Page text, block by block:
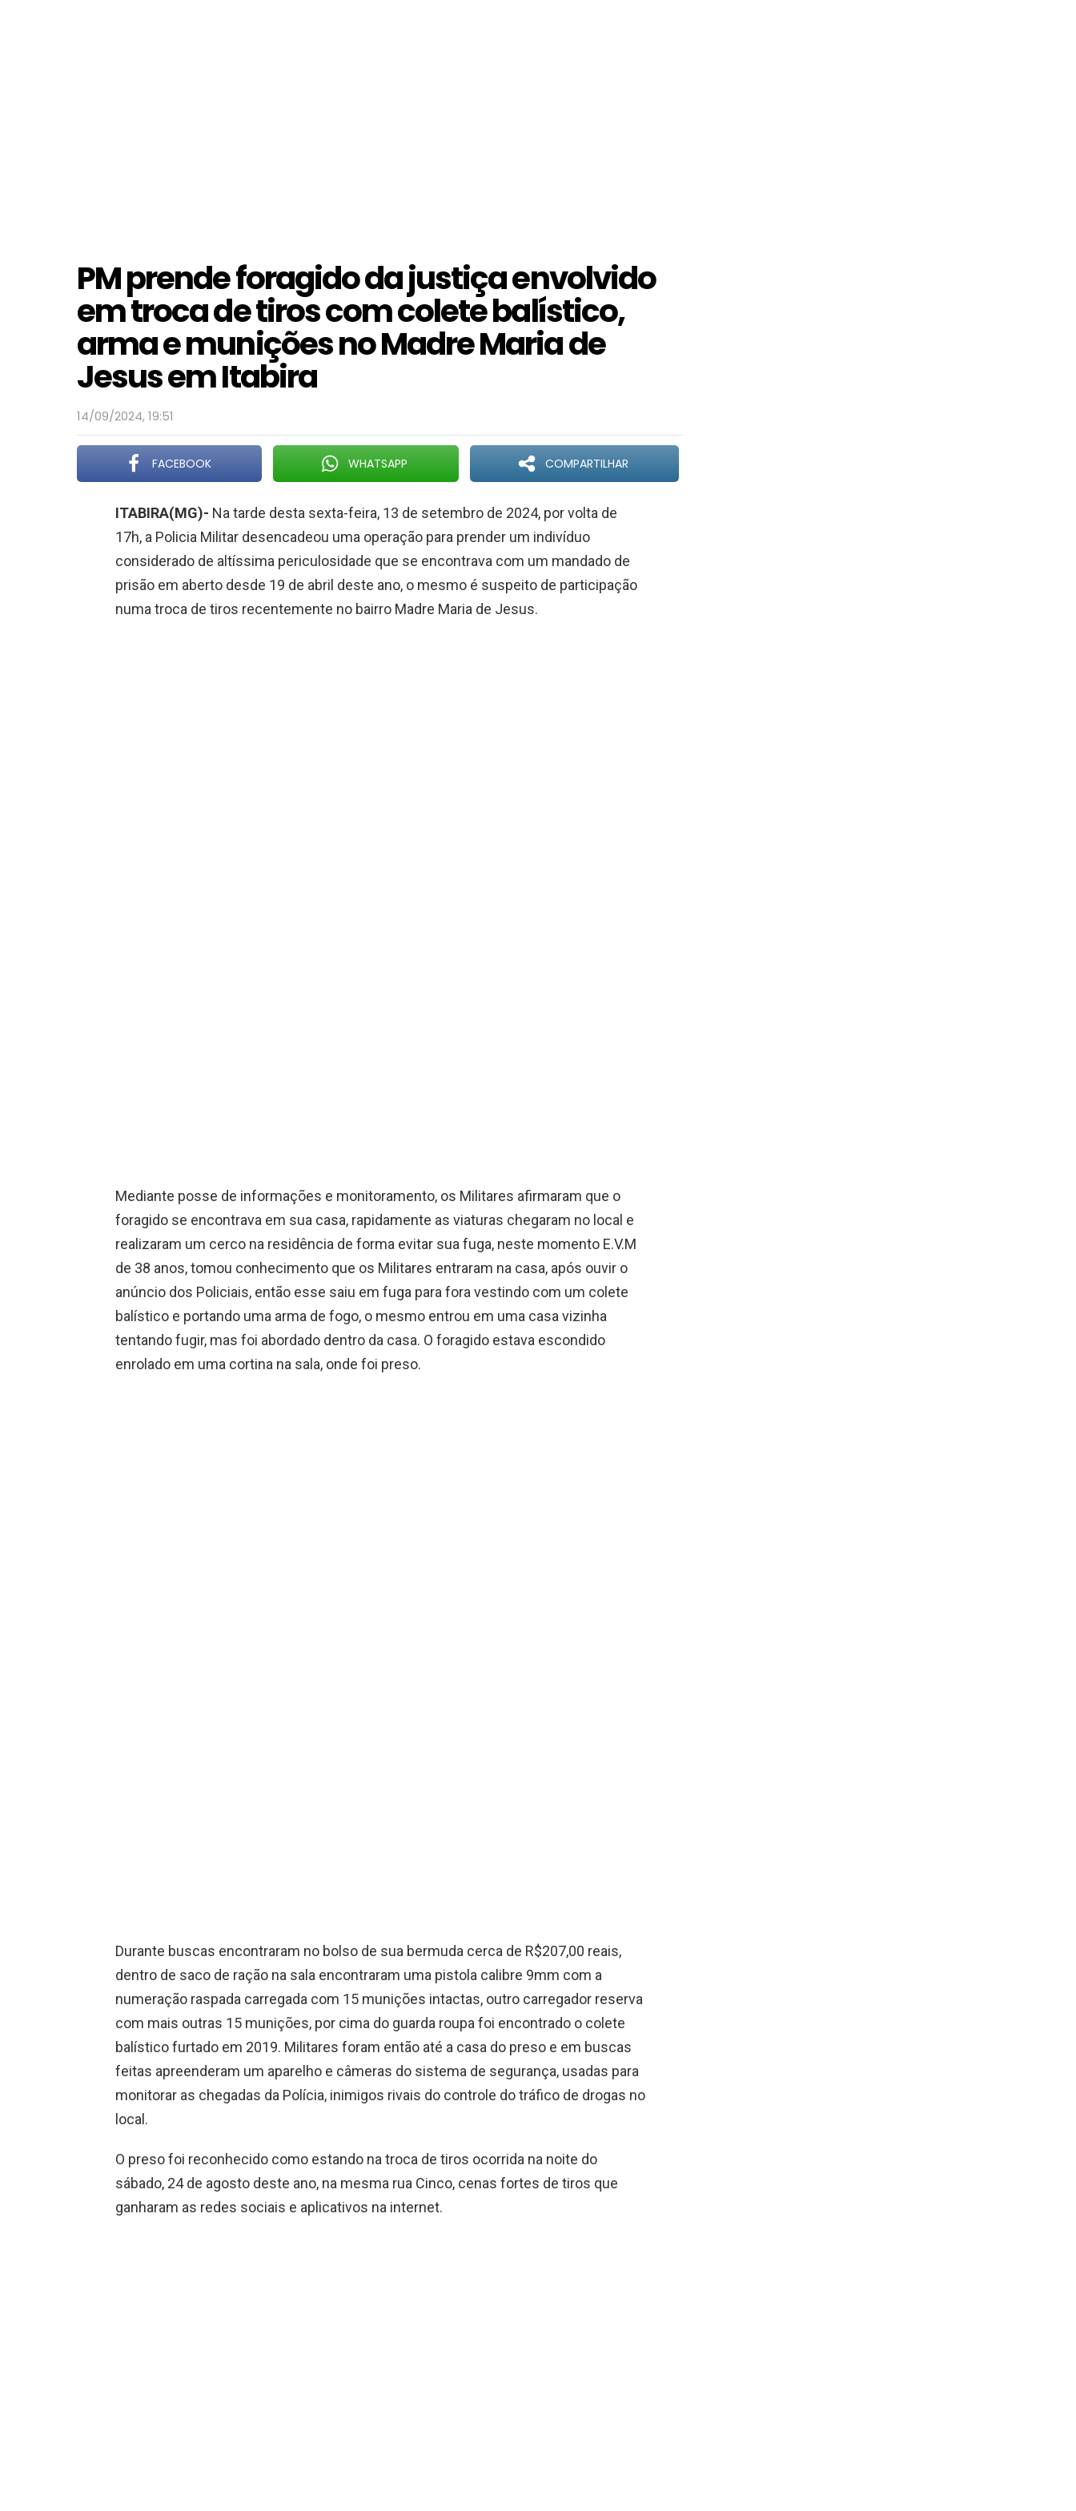
PM prende foragido da justiça envolvido
em troca de tiros com colete balístico,
arma e munições no Madre Maria de
Jesus em Itabira
14/09/2024, 19:51
FACEBOOK WHATSAPP COMPARTILHAR
ITABIRA(MG)- Na tarde desta sexta-feira, 13 de setembro de 2024, por volta de
17h, a Policia Militar desencadeou uma operação para prender um indivíduo
considerado de altíssima periculosidade que se encontrava com um mandado de
prisão em aberto desde 19 de abril deste ano, o mesmo é suspeito de participação
numa troca de tiros recentemente no bairro Madre Maria de Jesus.
Mediante posse de informações e monitoramento, os Militares afirmaram que o
foragido se encontrava em sua casa, rapidamente as viaturas chegaram no local e
realizaram um cerco na residência de forma evitar sua fuga, neste momento E.V.M
de 38 anos, tomou conhecimento que os Militares entraram na casa, após ouvir o
anúncio dos Policiais, então esse saiu em fuga para fora vestindo com um colete
balístico e portando uma arma de fogo, o mesmo entrou em uma casa vizinha
tentando fugir, mas foi abordado dentro da casa. O foragido estava escondido
enrolado em uma cortina na sala, onde foi preso.
Durante buscas encontraram no bolso de sua bermuda cerca de R$207,00 reais,
dentro de saco de ração na sala encontraram uma pistola calibre 9mm com a
numeração raspada carregada com 15 munições intactas, outro carregador reserva
com mais outras 15 munições, por cima do guarda roupa foi encontrado o colete
balístico furtado em 2019. Militares foram então até a casa do preso e em buscas
feitas apreenderam um aparelho e câmeras do sistema de segurança, usadas para
monitorar as chegadas da Polícia, inimigos rivais do controle do tráfico de drogas no
local.
O preso foi reconhecido como estando na troca de tiros ocorrida na noite do
sábado, 24 de agosto deste ano, na mesma rua Cinco, cenas fortes de tiros que
ganharam as redes sociais e aplicativos na internet.